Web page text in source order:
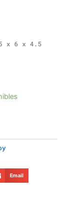
x 6 x 4.5
Email